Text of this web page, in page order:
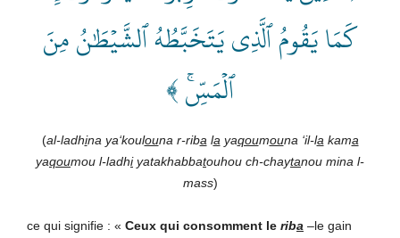
كَمَا يَقُومُ ٱلَّذِي يَتَخَبَّطُهُ ٱلشَّيۡطَٰنُ مِنَ
ٱلۡمَسِّۚ ﴾
(al-ladhina ya‘koulouna r-riba la yaqoumouna ‘il-la kama
yaqoumou l-ladhiyatakhabbatouhou ch-chaytanou mina l-
mass)
ce qui signifie : « Ceux qui consomment le riba –le gain